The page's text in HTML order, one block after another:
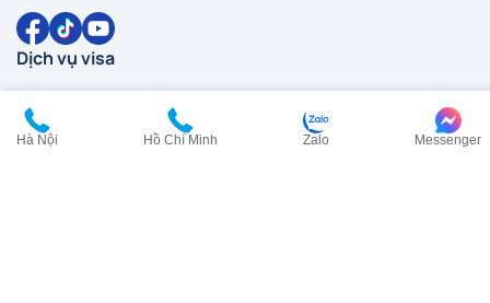
Dịch vụ visa
Visa Anh
Visa Canada
Visa Đài Loan
Visa Hàn Quốc
Hà Nội Hồ Chí Minh Zalo Messenger